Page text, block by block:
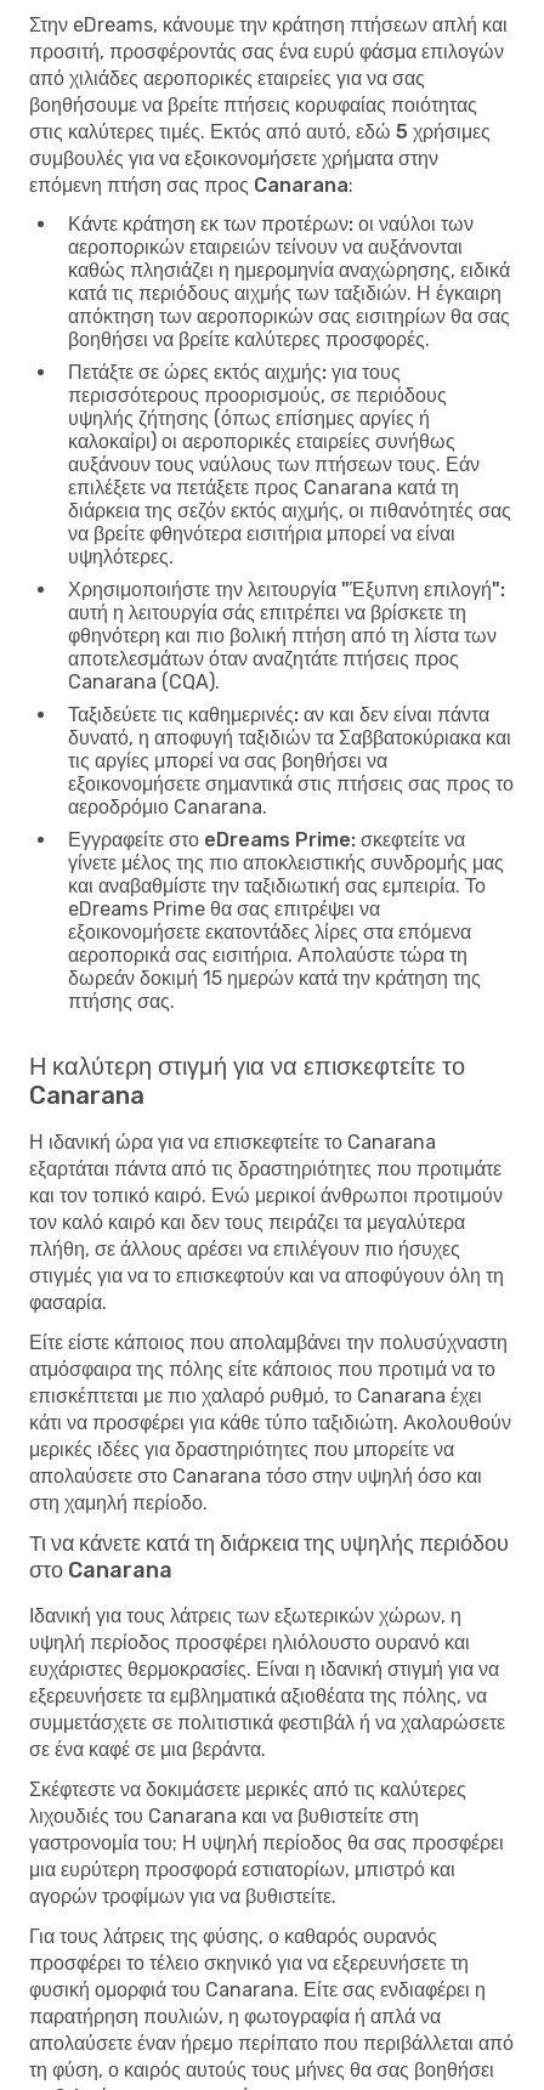
Στην eDreams, κάνουμε την κράτηση πτήσεων απλή και
προσιτή, προσφέροντάς σας ένα ευρύ φάσμα επιλογών
από χιλιάδες αεροπορικές εταιρείες για να σας
βοηθήσουμε να βρείτε πτήσεις κορυφαίας ποιότητας
στις καλύτερες τιμές. Εκτός από αυτό, εδώ 5 χρήσιμες
συμβουλές για να εξοικονομήσετε χρήματα στην
επόμενη πτήση σας προς Canarana:
Κάντε κράτηση εκ των προτέρων: οι ναύλοι των
αεροπορικών εταιρειών τείνουν να αυξάνονται
καθώς πλησιάζει η ημερομηνία αναχώρησης, ειδικά
κατά τις περιόδους αιχμής των ταξιδιών. Η έγκαιρη
απόκτηση των αεροπορικών σας εισιτηρίων θα σας
βοηθήσει να βρείτε καλύτερες προσφορές.
Πετάξτε σε ώρες εκτός αιχμής: για τους
περισσότερους προορισμούς, σε περιόδους
υψηλής ζήτησης (όπως επίσημες αργίες ή
καλοκαίρι) οι αεροπορικές εταιρείες συνήθως
αυξάνουν τους ναύλους των πτήσεων τους. Εάν
επιλέξετε να πετάξετε προς Canarana κατά τη
διάρκεια της σεζόν εκτός αιχμής, οι πιθανότητές σας
να βρείτε φθηνότερα εισιτήρια μπορεί να είναι
υψηλότερες.
Χρησιμοποιήστε την λειτουργία "Έξυπνη επιλογή":
αυτή η λειτουργία σάς επιτρέπει να βρίσκετε τη
φθηνότερη και πιο βολική πτήση από τη λίστα των
αποτελεσμάτων όταν αναζητάτε πτήσεις προς
Canarana (CQA).
Ταξιδεύετε τις καθημερινές: αν και δεν είναι πάντα
δυνατό, η αποφυγή ταξιδιών τα Σαββατοκύριακα και
τις αργίες μπορεί να σας βοηθήσει να
εξοικονομήσετε σημαντικά στις πτήσεις σας προς το
αεροδρόμιο Canarana.
Εγγραφείτε στο eDreams Prime: σκεφτείτε να
γίνετε μέλος της πιο αποκλειστικής συνδρομής μας
και αναβαθμίστε την ταξιδιωτική σας εμπειρία. Το
eDreams Prime θα σας επιτρέψει να
εξοικονομήσετε εκατοντάδες λίρες στα επόμενα
αεροπορικά σας εισιτήρια. Απολαύστε τώρα τη
δωρεάν δοκιμή 15 ημερών κατά την κράτηση της
πτήσης σας.
Η καλύτερη στιγμή για να επισκεφτείτε το
Canarana
Η ιδανική ώρα για να επισκεφτείτε το Canarana
εξαρτάται πάντα από τις δραστηριότητες που προτιμάτε
και τον τοπικό καιρό. Ενώ μερικοί άνθρωποι προτιμούν
τον καλό καιρό και δεν τους πειράζει τα μεγαλύτερα
πλήθη, σε άλλους αρέσει να επιλέγουν πιο ήσυχες
στιγμές για να το επισκεφτούν και να αποφύγουν όλη τη
φασαρία.
Είτε είστε κάποιος που απολαμβάνει την πολυσύχναστη
ατμόσφαιρα της πόλης είτε κάποιος που προτιμά να το
επισκέπτεται με πιο χαλαρό ρυθμό, το Canarana έχει
κάτι να προσφέρει για κάθε τύπο ταξιδιώτη. Ακολουθούν
μερικές ιδέες για δραστηριότητες που μπορείτε να
απολαύσετε στο Canarana τόσο στην υψηλή όσο και
στη χαμηλή περίοδο.
Τι να κάνετε κατά τη διάρκεια της υψηλής περιόδου
στο Canarana
Ιδανική για τους λάτρεις των εξωτερικών χώρων, η
υψηλή περίοδος προσφέρει ηλιόλουστο ουρανό και
ευχάριστες θερμοκρασίες. Είναι η ιδανική στιγμή για να
εξερευνήσετε τα εμβληματικά αξιοθέατα της πόλης, να
συμμετάσχετε σε πολιτιστικά φεστιβάλ ή να χαλαρώσετε
σε ένα καφέ σε μια βεράντα.
Σκέφτεστε να δοκιμάσετε μερικές από τις καλύτερες
λιχουδιές του Canarana και να βυθιστείτε στη
γαστρονομία του; Η υψηλή περίοδος θα σας προσφέρει
μια ευρύτερη προσφορά εστιατορίων, μπιστρό και
αγορών τροφίμων για να βυθιστείτε.
Για τους λάτρεις της φύσης, ο καθαρός ουρανός
προσφέρει το τέλειο σκηνικό για να εξερευνήσετε τη
φυσική ομορφιά του Canarana. Είτε σας ενδιαφέρει η
παρατήρηση πουλιών, η φωτογραφία ή απλά να
απολαύσετε έναν ήρεμο περίπατο που περιβάλλεται από
τη φύση, ο καιρός αυτούς τους μήνες θα σας βοηθήσει